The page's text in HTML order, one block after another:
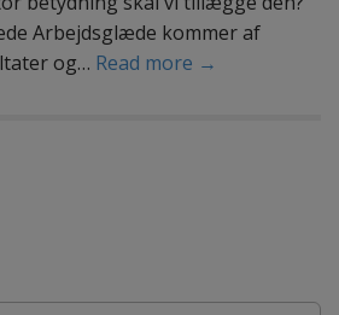
Arbejdsglæde kommer af
og… Read more →